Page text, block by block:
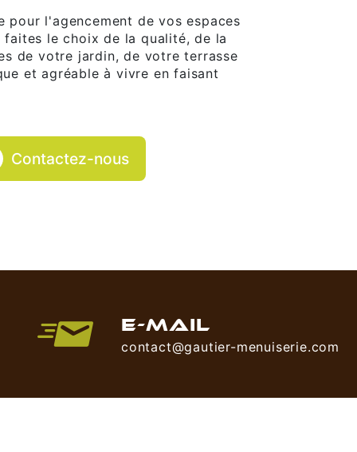
pour l'agencement de vos espaces
le choix de la qualité, de la
de votre jardin, de votre terrasse
et agréable à vivre en faisant
Contactez-nous
E-MAIL
contact@gautier-menuiserie.com